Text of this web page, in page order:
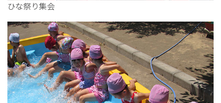
ひな祭り集会